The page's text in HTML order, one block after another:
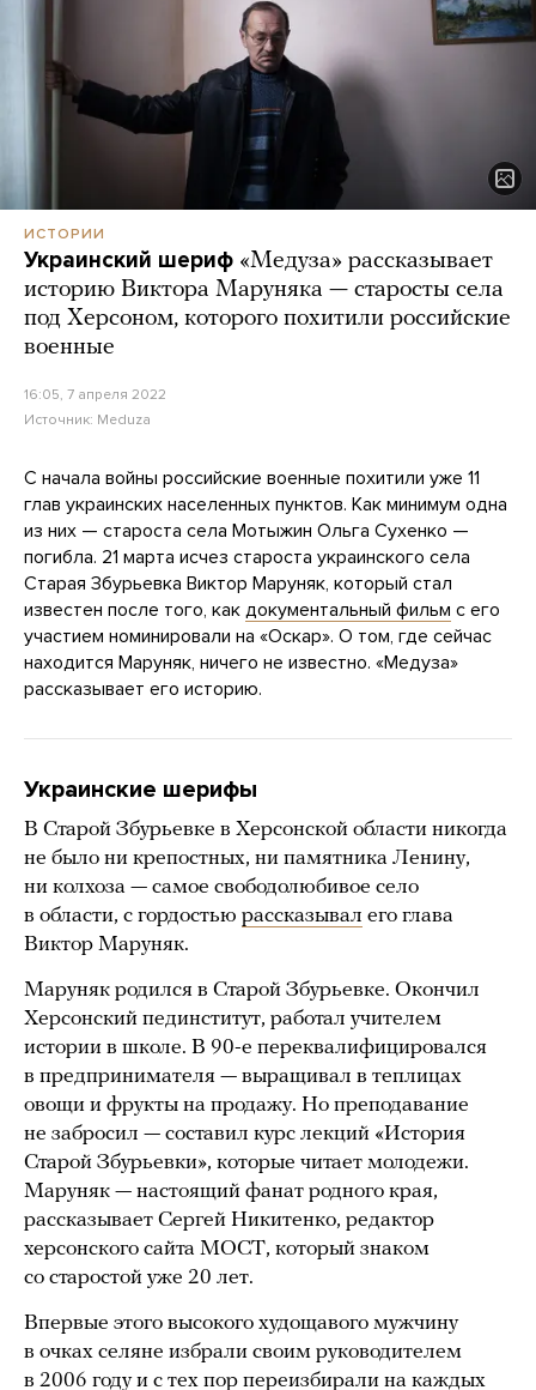
ИСТОРИИ
Украинский шериф «Медуза» рассказывает
историю Виктора Маруняка — старосты села
под Херсоном, которого похитили российские
военные
16:05, 7 апреля 2022
Источник: Meduza
С начала войны российские военные похитили уже 11
глав украинских населенных пунктов. Как минимум одна
из них — староста села Мотыжин Ольга Сухенко —
погибла. 21 марта исчез староста украинского села
Старая Збурьевка Виктор Маруняк, который стал
известен после того, как документальный фильм с его
участием номинировали на «Оскар». О том, где сейчас
находится Маруняк, ничего не известно. «Медуза»
рассказывает его историю.
Украинские шерифы
В Старой Збурьевке в Херсонской области никогда
не было ни крепостных, ни памятника Ленину,
ни колхоза — самое свободолюбивое село
в области, с гордостью рассказывал его глава
Виктор Маруняк.
Маруняк родился в Старой Збурьевке. Окончил
Херсонский пединститут, работал учителем
истории в школе. В 90-е переквалифицировался
в предпринимателя — выращивал в теплицах
овощи и фрукты на продажу. Но преподавание
не забросил — составил курс лекций «История
Старой Збурьевки», которые читает молодежи.
Маруняк — настоящий фанат родного края,
рассказывает Сергей Никитенко, редактор
херсонского сайта МОСТ, который знаком
со старостой уже 20 лет.
Впервые этого высокого худощавого мужчину
в очках селяне избрали своим руководителем
в 2006 году и с тех пор переизбирали на каждых